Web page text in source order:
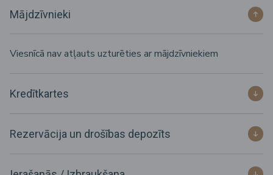
Mājdzīvnieki
Viesnīcā nav atļauts uzturēties ar mājdzīvniekiem
Kredītkartes
Rezervācija un drošības depozīts